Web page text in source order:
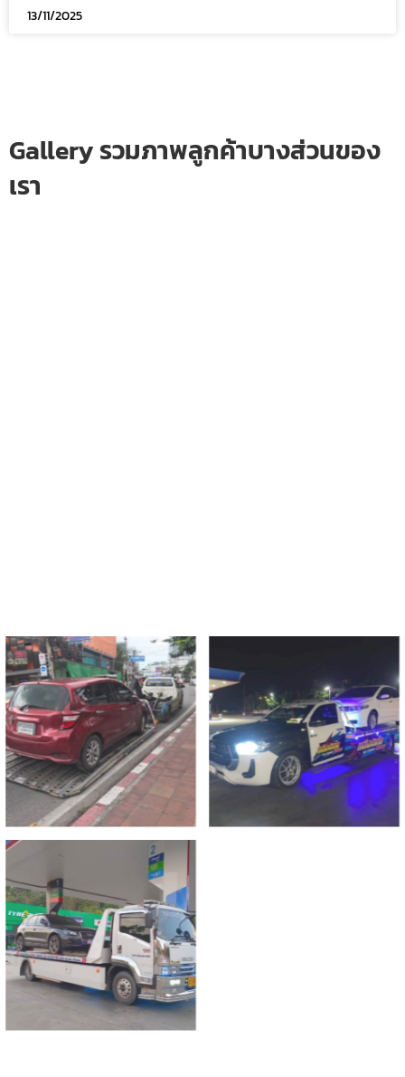
13/11/2025
Gallery รวมภาพลูกค้าบางส่วนของ
เรา